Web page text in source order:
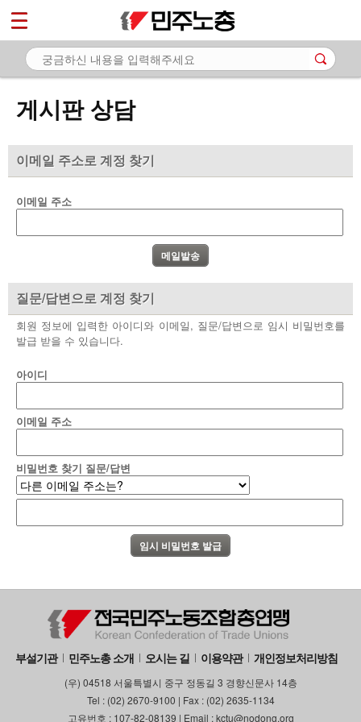
게시판 상담
이메일 주소로 계정 찾기
이메일 주소
질문/답변으로 계정 찾기
회원 정보에 입력한 아이디와 이메일, 질문/답변으로 임시 비밀번호를
발급 받을 수 있습니다.
아이디
이메일 주소
비밀번호 찾기 질문/답변
부설기관 민주노총 소개 오시는 길 이용약관 개인정보처리방침
(우) 04518 서울특별시 중구 정동길 3 경향신문사 14층
Tel : (02) 2670-9100 | Fax : (02) 2635-1134
고유번호 : 107-82-08139 | Email : kctu@nodong.org
마이페이지
소개
노동상담
- 게시판 상담
- 바로보기
- 찾아보기
- 전국 노동상담소 안내
자료
부설기관
업무